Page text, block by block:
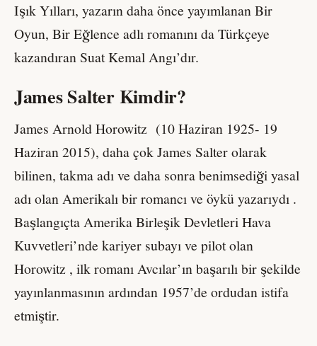
Işık Yılları, yazarın daha önce yayımlanan Bir
Oyun, Bir Eğlence adlı romanını da Türkçeye
kazandıran Suat Kemal Angı’dır.
James Salter Kimdir?
James Arnold Horowitz (10 Haziran 1925- 19
Haziran 2015), daha çok James Salter olarak
bilinen, takma adı ve daha sonra benimsediği yasal
adı olan Amerikalı bir romancı ve öykü yazarıydı .
Başlangıçta Amerika Birleşik Devletleri Hava
Kuvvetleri’nde kariyer subayı ve pilot olan
Horowitz , ilk romanı Avcılar’ın başarılı bir şekilde
yayınlanmasının ardından 1957’de ordudan istifa
etmiştir.